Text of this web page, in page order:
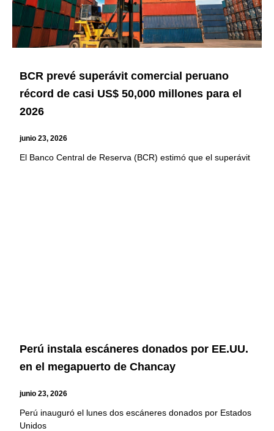
BCR prevé superávit comercial peruano
récord de casi US$ 50,000 millones para el
2026
junio 23, 2026
El Banco Central de Reserva (BCR) estimó que el superávit
Perú instala escáneres donados por EE.UU.
en el megapuerto de Chancay
junio 23, 2026
Perú inauguró el lunes dos escáneres donados por Estados
Unidos